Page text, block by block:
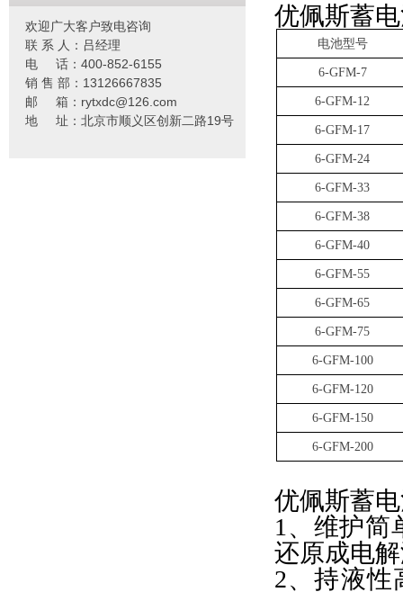
优佩斯蓄
电池型号
6-GFM-7
6-GFM-12
6-GFM-17
6-GFM-24
6-GFM-33
6-GFM-38
6-GFM-40
6-GFM-55
6-GFM-65
6-GFM-75
6-GFM-100
6-GFM-120
6-GFM-150
6-GFM-200
优佩斯蓄
1、维护简
还原成电
2、持液性
欢迎广大客户致电咨询
联 系 人：吕经理
电 话：400-852-6155
销 售 部：13126667835
邮 箱：rytxdc@126.com
地 址：北京市顺义区创新二路19号